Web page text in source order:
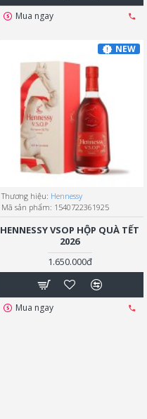
Mua ngay
NEW
Thương hiệu: Hennessy
Mã sản phẩm: 1540722361925
HENNESSY VSOP HỘP QUÀ TẾT
2026
1.650.000đ
Mua ngay